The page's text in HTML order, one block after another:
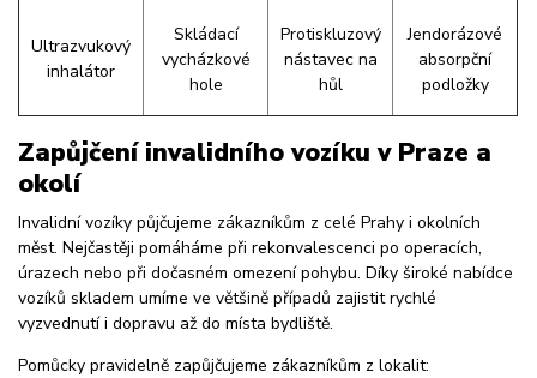
Ultrazvukový
inhalátor
Skládací
vycházkové
hole
Protiskluzový
nástavec na
hůl
Jendorázové
absorpční
podložky
Zapůjčení invalidního vozíku v Praze a
okolí
Invalidní vozíky půjčujeme zákazníkům z celé Prahy i okolních
měst. Nejčastěji pomáháme při rekonvalescenci po operacích,
úrazech nebo při dočasném omezení pohybu. Díky široké nabídce
vozíků skladem umíme ve většině případů zajistit rychlé
vyzvednutí i dopravu až do místa bydliště.
Pomůcky pravidelně zapůjčujeme zákazníkům z lokalit: